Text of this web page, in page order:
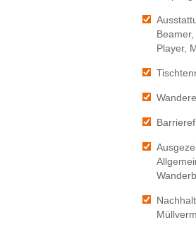
Player,